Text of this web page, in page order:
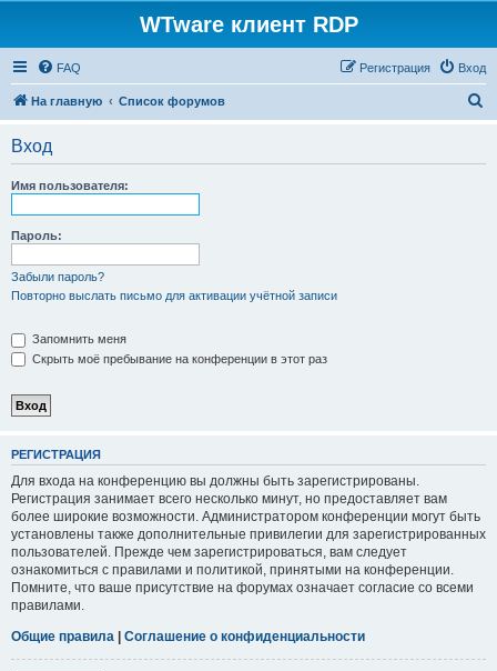
WTware клиент RDP
FAQ Вход
Регистрация
На главную Список форумов
Вход
Имя пользователя:
Пароль:
Забыли пароль?
Повторно выслать письмо для активации учётной записи
Запомнить меня
Скрыть моё пребывание на конференции в этот раз
РЕГИСТРАЦИЯ
Для входа на конференцию вы должны быть зарегистрированы.
Регистрация занимает всего несколько минут, но предоставляет вам
более широкие возможности. Администратором конференции могут быть
установлены также дополнительные привилегии для зарегистрированных
пользователей. Прежде чем зарегистрироваться, вам следует
ознакомиться с правилами и политикой, принятыми на конференции.
Помните, что ваше присутствие на форумах означает согласие со всеми
правилами.
Общие правила | Соглашение о конфиденциальности